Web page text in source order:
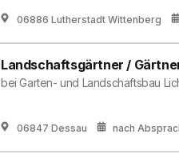
06886 Lutherstadt Wittenberg
Landschaftsgärtner /
beiGarten- und Landschaftsbau
06847 Dessau nach